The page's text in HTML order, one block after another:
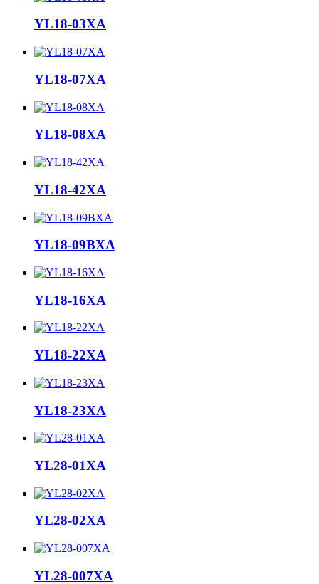
YL18-03XA
YL18-07XA
YL18-08XA
YL18-42XA
YL18-09BXA
YL18-16XA
YL18-22XA
YL18-23XA
YL28-01XA
YL28-02XA
YL28-007XA